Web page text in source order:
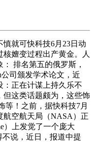
就可快科技6月23日动
嬗变过程出产黄金。人
排名第五的俄罗斯，
公司颁发学术论文，近
正在计谋上持久乐不
但这类话题颇为，这些饰
等！之前，据快科技7月
航空航天局（NASA）正
）上发觉了一个庞大
说，近日，报道中提